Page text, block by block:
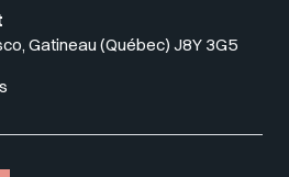
Gatineau (Québec) J8Y 3G5